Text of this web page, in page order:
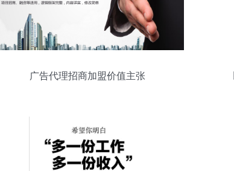
广告代理招商加盟价值主张